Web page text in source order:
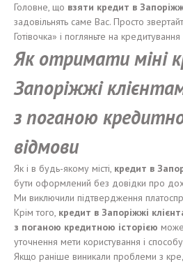
Головне, що взяти кредит в Запоріж
задовільнять саме Вас. Просто
Готівочка» і погляньте на
Якотриматиміні
Запоріжжікліє
зпоганою
відмови
Як і в будь-якому місті, кредит в
бути оформлений без довідки про
Ми виключили підтвердження
Крім того, кредит в Запоріжжі кліє
з поганою кредитною історією
уточнення мети користування і
Якщо раніше виникали проблеми з